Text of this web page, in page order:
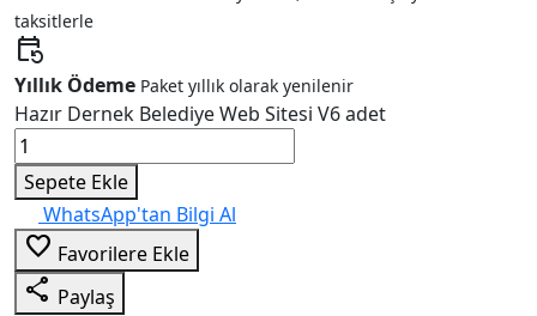
taksitlerle
event_repeat
Yıllık Ödeme Paket yıllık olarak yenilenir
Hazır Dernek Belediye Web Sitesi V6 adet
Sepete Ekle
WhatsApp'tan Bilgi Al
favorite_border Favorilere Ekle
share Paylaş